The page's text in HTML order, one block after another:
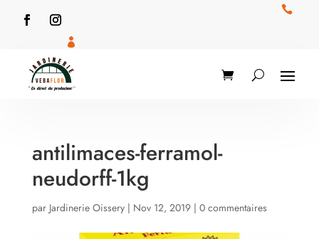


antilimaces-ferramol-
neudorff-1kg
par Jardinerie Oissery| Nov 12, 2019| 0 commentaires